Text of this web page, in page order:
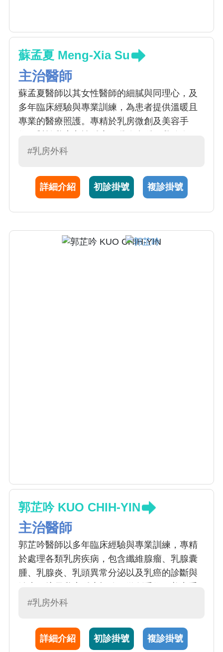
蘇孟夏 Meng-Xia Su
主治醫師
蘇孟夏醫師以其女性醫師的細膩與同理心，及
多年臨床經驗與專業訓練，為患者提供溫暖且
專業的醫療照護。專精於乳房微創及美容手
以及乳癌等疾病的診斷與治療皆有逾百例手術
畫，從術前心理支持、客製化手術、乳房重建
及整形手術，到術後的化學治療、賀爾蒙治療
維護患者的生活品質與自信。
#乳房外科
詳細介紹 初診掛號 複診掛號
郭芷吟 KUO CHIH-YIN
主治醫師
郭芷吟醫師以多年臨床經驗與專業訓練，專精
於處理各類乳房疾病，包含纖維腺瘤、乳腺囊
腫、乳腺炎、乳頭異常分泌以及乳癌的診斷與
建等手術方式，依據不同病況提供治療建議。
的理解與溝通，總是耐心傾聽、細心回應患者
提問。從術前評估及心理支持、乳房整形重建
#乳房外科
詳細介紹 初診掛號 複診掛號